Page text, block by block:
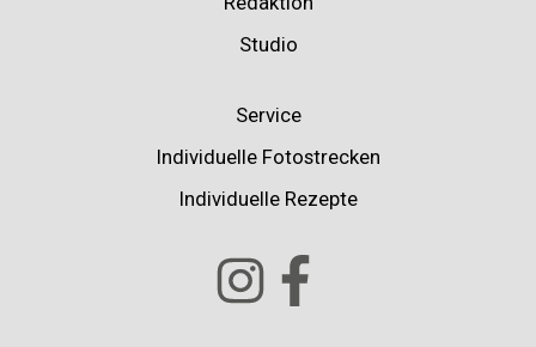
Studio
Service
Individuelle Fotostrecken
Individuelle Rezepte